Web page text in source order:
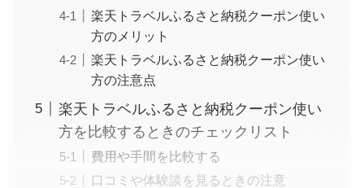
楽天トラベルふるさと納税クーポン使い
方のメリット
楽天トラベルふるさと納税クーポン使い
方の注意点
楽天トラベルふるさと納税クーポン使い
方を比較するときのチェックリスト
費用や手間を比較する
口コミや体験談を見るときの注意